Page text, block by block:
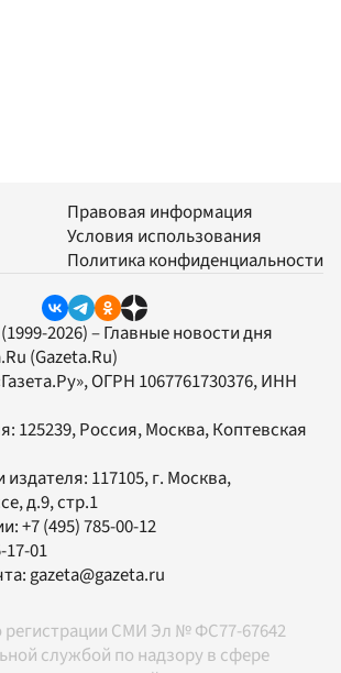
Правовая информация
Условия использования
Политика конфиденциальности
2026) – Главные новости дня
(Gazeta.Ru)
, ОГРН 1067761730376, ИНН
125239, Россия, Москва, Коптевская
издателя: 117105, г. Москва,
д.9, стр.1
+7 (495) 785-00-12
17-01
gazeta@gazeta.ru
регистрации СМИ Эл № ФС77-67642
службой по надзору в сфере